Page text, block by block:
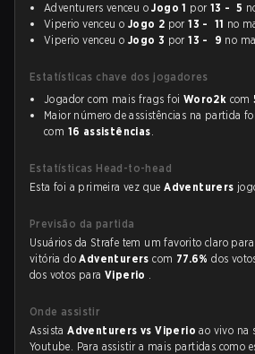
Adventurers venceu oJogo 1 por 13 - 5
Viperio venceu o Jogo 2 por13 - 11 no
Viperio venceu o Jogo 3 por13 - 9 no
Estatísticas chave dos jogadores
Jogador com mais frags foi Woro2k com
Maior número de assistências na partida
com 16 assistências.
Estatísticas Head-to-head
Esta foi a primeira vez queAdventurers
Previsão da partida
Usuários da Strafe tem um favorito claro
vitória doAdventurerscom 77.6%dos
dos votos para Viperio .
Onde assistir
AssistaAdventurers vs Viperioao vivo na
Youtube. Para assistir a mais partidas como